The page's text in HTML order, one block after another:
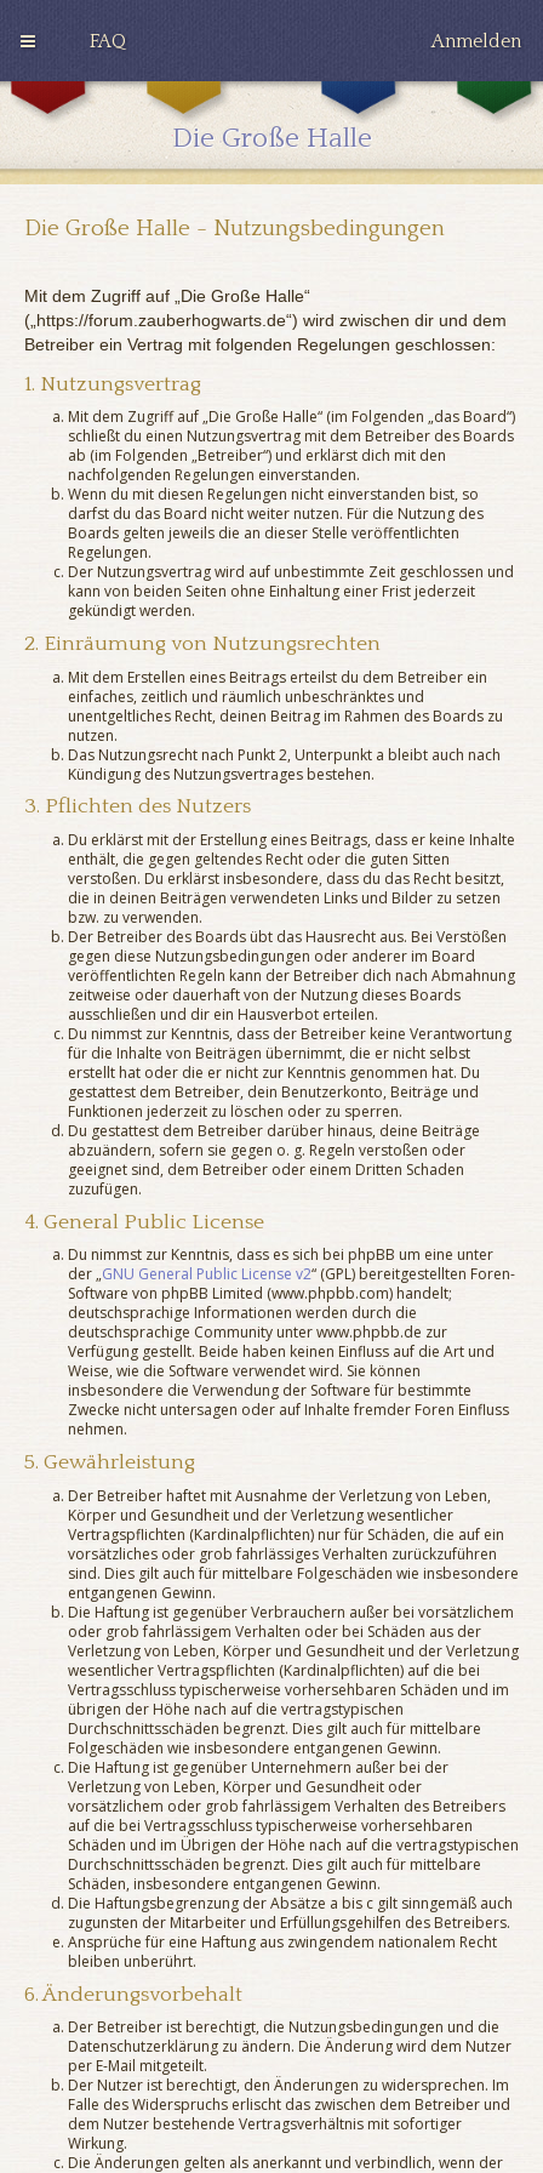
FAQ Anmelden
G
i
n
H
u
e
p
f
R
n
c
a
w
Die Große Halle
Die Große Halle - Nutzungsbedingungen
Mit dem Zugriff auf „Die Große Halle“
(„https://forum.zauberhogwarts.de“) wird zwischen dir und dem
Betreiber ein Vertrag mit folgenden Regelungen geschlossen:
1. Nutzungsvertrag
Mit dem Zugriff auf „Die Große Halle“ (im Folgenden „das Board“)
schließt du einen Nutzungsvertrag mit dem Betreiber des Boards
ab (im Folgenden „Betreiber“) und erklärst dich mit den
nachfolgenden Regelungen einverstanden.
Wenn du mit diesen Regelungen nicht einverstanden bist, so
darfst du das Board nicht weiter nutzen. Für die Nutzung des
Boards gelten jeweils die an dieser Stelle veröffentlichten
Regelungen.
Der Nutzungsvertrag wird auf unbestimmte Zeit geschlossen und
kann von beiden Seiten ohne Einhaltung einer Frist jederzeit
gekündigt werden.
2. Einräumung von Nutzungsrechten
Mit dem Erstellen eines Beitrags erteilst du dem Betreiber ein
einfaches, zeitlich und räumlich unbeschränktes und
unentgeltliches Recht, deinen Beitrag im Rahmen des Boards zu
nutzen.
Das Nutzungsrecht nach Punkt 2, Unterpunkt a bleibt auch nach
Kündigung des Nutzungsvertrages bestehen.
3. Pflichten des Nutzers
Du erklärst mit der Erstellung eines Beitrags, dass er keine Inhalte
enthält, die gegen geltendes Recht oder die guten Sitten
verstoßen. Du erklärst insbesondere, dass du das Recht besitzt,
die in deinen Beiträgen verwendeten Links und Bilder zu setzen
bzw. zu verwenden.
Der Betreiber des Boards übt das Hausrecht aus. Bei Verstößen
gegen diese Nutzungsbedingungen oder anderer im Board
veröffentlichten Regeln kann der Betreiber dich nach Abmahnung
zeitweise oder dauerhaft von der Nutzung dieses Boards
ausschließen und dir ein Hausverbot erteilen.
Du nimmst zur Kenntnis, dass der Betreiber keine Verantwortung
für die Inhalte von Beiträgen übernimmt, die er nicht selbst
erstellt hat oder die er nicht zur Kenntnis genommen hat. Du
gestattest dem Betreiber, dein Benutzerkonto, Beiträge und
Funktionen jederzeit zu löschen oder zu sperren.
Du gestattest dem Betreiber darüber hinaus, deine Beiträge
abzuändern, sofern sie gegen o. g. Regeln verstoßen oder
geeignet sind, dem Betreiber oder einem Dritten Schaden
zuzufügen.
4. General Public License
Du nimmst zur Kenntnis, dass es sich bei phpBB um eine unter
der „GNU General Public License v2“ (GPL) bereitgestellten Foren-
Software von phpBB Limited (www.phpbb.com) handelt;
deutschsprachige Informationen werden durch die
deutschsprachige Community unter www.phpbb.de zur
Verfügung gestellt. Beide haben keinen Einfluss auf die Art und
Weise, wie die Software verwendet wird. Sie können
insbesondere die Verwendung der Software für bestimmte
Zwecke nicht untersagen oder auf Inhalte fremder Foren Einfluss
nehmen.
5. Gewährleistung
Der Betreiber haftet mit Ausnahme der Verletzung von Leben,
Körper und Gesundheit und der Verletzung wesentlicher
Vertragspflichten (Kardinalpflichten) nur für Schäden, die auf ein
vorsätzliches oder grob fahrlässiges Verhalten zurückzuführen
sind. Dies gilt auch für mittelbare Folgeschäden wie insbesondere
entgangenen Gewinn.
Die Haftung ist gegenüber Verbrauchern außer bei vorsätzlichem
oder grob fahrlässigem Verhalten oder bei Schäden aus der
Verletzung von Leben, Körper und Gesundheit und der Verletzung
wesentlicher Vertragspflichten (Kardinalpflichten) auf die bei
Vertragsschluss typischerweise vorhersehbaren Schäden und im
übrigen der Höhe nach auf die vertragstypischen
Durchschnittsschäden begrenzt. Dies gilt auch für mittelbare
Folgeschäden wie insbesondere entgangenen Gewinn.
Die Haftung ist gegenüber Unternehmern außer bei der
Verletzung von Leben, Körper und Gesundheit oder
vorsätzlichem oder grob fahrlässigem Verhalten des Betreibers
auf die bei Vertragsschluss typischerweise vorhersehbaren
Schäden und im Übrigen der Höhe nach auf die vertragstypischen
Durchschnittsschäden begrenzt. Dies gilt auch für mittelbare
Schäden, insbesondere entgangenen Gewinn.
Die Haftungsbegrenzung der Absätze a bis c gilt sinngemäß auch
zugunsten der Mitarbeiter und Erfüllungsgehilfen des Betreibers.
Ansprüche für eine Haftung aus zwingendem nationalem Recht
bleiben unberührt.
6. Änderungsvorbehalt
Der Betreiber ist berechtigt, die Nutzungsbedingungen und die
Datenschutzerklärung zu ändern. Die Änderung wird dem Nutzer
per E-Mail mitgeteilt.
Der Nutzer ist berechtigt, den Änderungen zu widersprechen. Im
Falle des Widerspruchs erlischt das zwischen dem Betreiber und
dem Nutzer bestehende Vertragsverhältnis mit sofortiger
Wirkung.
Die Änderungen gelten als anerkannt und verbindlich, wenn der